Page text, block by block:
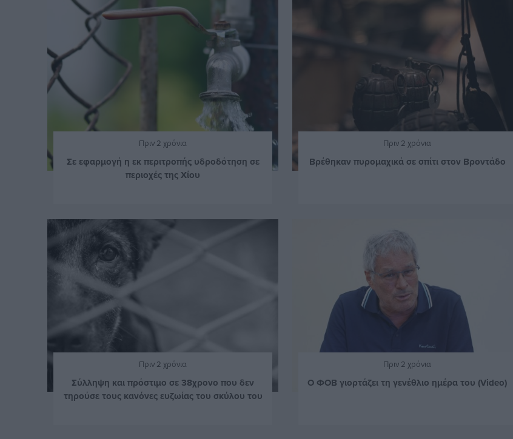
Πριν 2 χρόνια
Σε εφαρμογή η εκ περιτροπής υδροδότηση σε
περιοχές της Χίου
Πριν 2 χρόνια
Βρέθηκαν πυρομαχικά σε σπίτι στον Βροντάδο
Πριν 2 χρόνια
Σύλληψη και πρόστιμο σε 38χρονο που δεν
τηρούσε τους κανόνες ευζωίας του σκύλου του
Πριν 2 χρόνια
Ο ΦΟΒ γιορτάζει τη γενέθλιο ημέρα του (Video)